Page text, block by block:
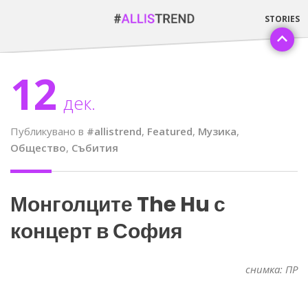
12 дек.
Публикувано в #allistrend, Featured, Музика,
Общество, Събития
Монголците The Hu с
концерт в София
снимка: ПР